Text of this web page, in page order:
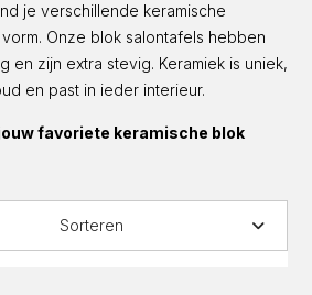
je verschillende keramische
Onze blok salontafels hebben
en zijn extra stevig. Keramiek is uniek,
en past in ieder interieur.
favoriete keramische blok
Sorteren